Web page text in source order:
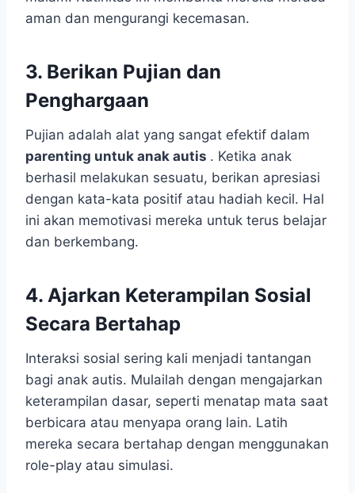
aman dan mengurangi kecemasan.
3. Berikan Pujian dan
Penghargaan
Pujian adalah alat yang sangat efektif dalam
parenting untuk anak autis . Ketika anak
berhasil melakukan sesuatu, berikan apresiasi
dengan kata-kata positif atau hadiah kecil. Hal
ini akan memotivasi mereka untuk terus belajar
dan berkembang.
4. Ajarkan Keterampilan Sosial
Secara Bertahap
Interaksi sosial sering kali menjadi tantangan
bagi anak autis. Mulailah dengan mengajarkan
keterampilan dasar, seperti menatap mata saat
berbicara atau menyapa orang lain. Latih
mereka secara bertahap dengan menggunakan
role-play atau simulasi.